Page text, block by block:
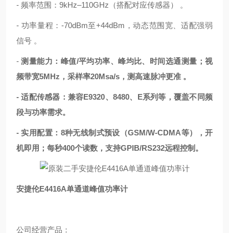
- 频率范围：9kHz–110GHz（搭配对应传感器） 。
- 功率量程：-70dBm至+44dBm，动态范围宽、适配强弱
信号 。
-测量能力：峰值/平均功率、峰均比、时间选通测量；视
频带宽5MHz，采样率20Msa/s，测高速脉冲更准 。
- 适配传感器：兼容E9320、8480、E系列等，覆盖不同频
段与功率需求。
- 实用配置：8种无线制式预设（GSM/W‑CDMA等），开
机即用；每秒400个读数，支持GPIB/RS232远程控制。
安捷伦E4416A单通道峰值功率计
公司经营产品：